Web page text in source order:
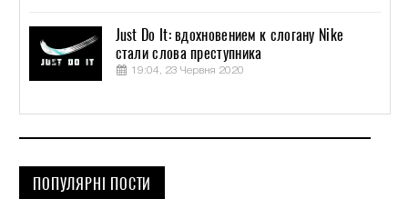
Just Do It: вдохновением к слогану Nike
стали слова преступника
19:04, 23 Червня 2020
ПОПУЛЯРНІ ПОСТИ